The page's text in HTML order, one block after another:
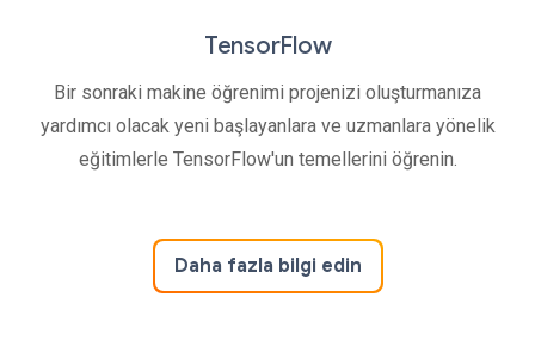
TensorFlow
Bir sonraki makine öğrenimi projenizi oluşturmanıza
yardımcı olacak yeni başlayanlara ve uzmanlara yönelik
eğitimlerle TensorFlow'un temellerini öğrenin.
Daha fazla bilgi edin